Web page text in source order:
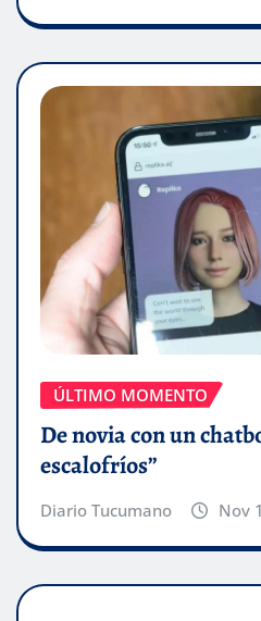
ÚLTIMO MOMENTO
De novia con un
escalofríos”
Diario Tucumano Nov